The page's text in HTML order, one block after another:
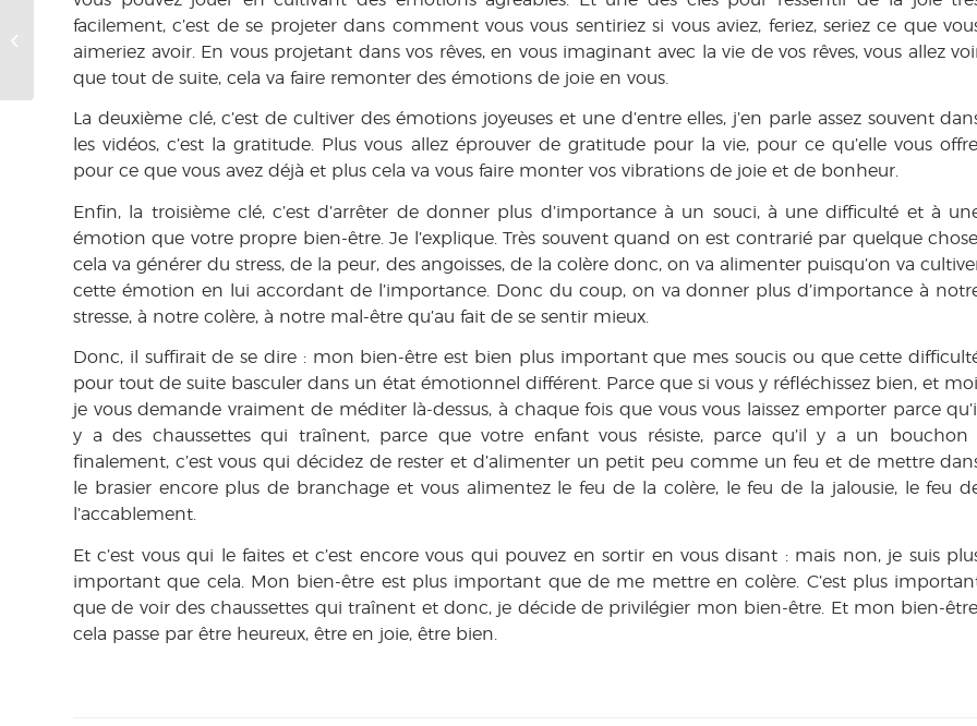
facilement, c’est de se projeter dans comment vous vous sentiriez si vous aviez, feriez, seriez ce que
aimeriez avoir. En vous projetant dans vos rêves, en vous imaginant avec la vie de vos rêves, vous allez
que tout de suite, cela va faire remonter des émotions de joie en vous.
La deuxième clé, c’est de cultiver des émotions joyeuses et une d’entre elles, j’en parle assez souvent
les vidéos, c’est la gratitude. Plus vous allez éprouver de gratitude pour la vie, pour ce qu’elle vous
pour ce que vous avez déjà et plus cela va vous faire monter vos vibrations de joie et de bonheur.
Enfin, la troisième clé, c’est d’arrêter de donner plus d’importance à un souci, à une difficulté et à
émotion que votre propre bien-être. Je l’explique. Très souvent quand on est contrarié par quelque
cela va générer du stress, de la peur, des angoisses, de la colère donc, on va alimenter puisqu’on va
cette émotion en lui accordant de l’importance. Donc du coup, on va donner plus d’importance à
stresse, à notre colère, à notre mal-être qu’au fait de se sentir mieux.
Donc, il suffirait de se dire : mon bien-être est bien plus important que mes soucis ou que cette
pour tout de suite basculer dans un état émotionnel différent. Parce que si vous y réfléchissez bien, et
je vous demande vraiment de méditer là-dessus, à chaque fois que vous vous laissez emporter parce qu’il
y a des chaussettes qui traînent, parce que votre enfant vous résiste, parce qu’il y a un bouchon
finalement, c’est vous qui décidez de rester et d’alimenter un petit peu comme un feu et de mettre
le brasier encore plus de branchage et vous alimentez le feu de la colère, le feu de la jalousie, le feu
l’accablement.
Et c’est vous qui le faites et c’est encore vous qui pouvez en sortir en vous disant : mais non, je suis
important que cela. Mon bien-être est plus important que de me mettre en colère. C’est plus
que de voir des chaussettes qui traînent et donc, je décide de privilégier mon bien-être. Et mon bien-
cela passe par être heureux, être en joie, être bien.
Comment avoir
confiance en soi ?